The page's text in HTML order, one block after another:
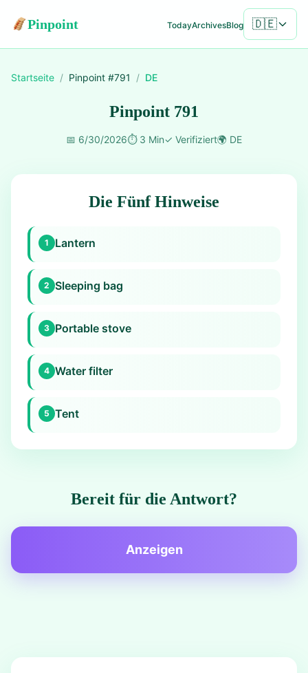
Pinpoint TodayArchivesBlog 🇩🇪
Startseite / Pinpoint #791 / DE
Pinpoint 791
📅 6/30/2026⏱️ 3 Min✓ Verifiziert🌍 DE
Die Fünf Hinweise
1 Lantern
2 Sleeping bag
3 Portable stove
4 Water filter
5 Tent
Bereit für die Antwort?
Anzeigen